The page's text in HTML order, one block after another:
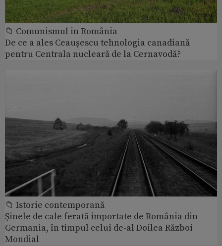
📁 Comunismul in România
De ce a ales Ceaușescu tehnologia canadiană
pentru Centrala nucleară de la Cernavodă?
📁 Istorie contemporană
Șinele de cale ferată importate de România din
Germania, în timpul celui de-al Doilea Război
Mondial